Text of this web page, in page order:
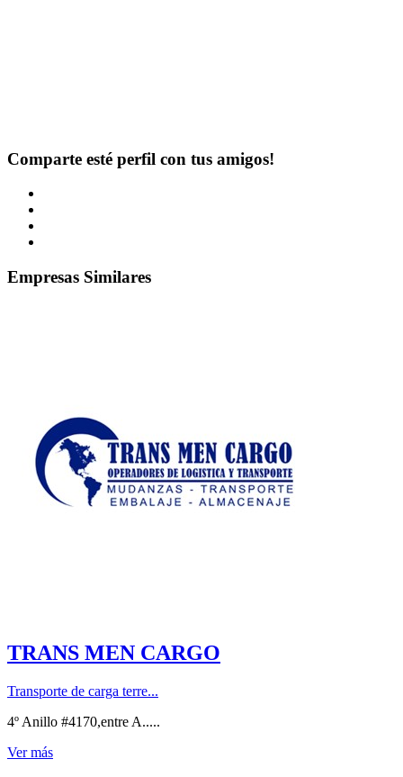
Comparte esté perfil con tus amigos!
Empresas Similares
TRANS MEN CARGO
Transporte de carga terre...
4º Anillo #4170,entre A.....
Ver más